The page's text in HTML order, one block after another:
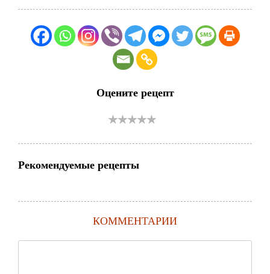
Оцените рецепт
Рекомендуемые рецепты
КОММЕНТАРИИ